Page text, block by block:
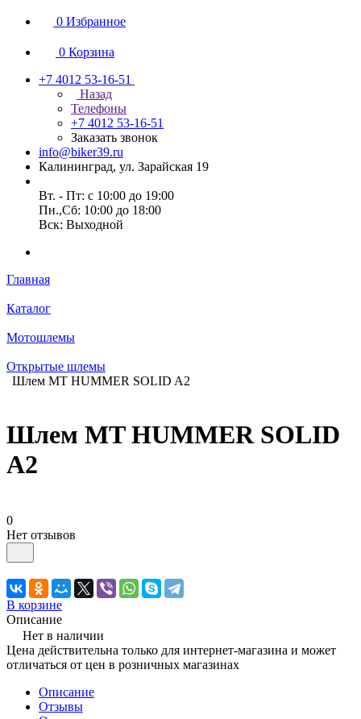
0 Избранное
0 Корзина
+7 4012 53-16-51
Назад
Телефоны
+7 4012 53-16-51
Заказать звонок
info@biker39.ru
Калининград, ул. Зарайская 19
Вт. - Пт: с 10:00 до 19:00
Пн.,Сб: 10:00 до 18:00
Вск: Выходной
Главная
Каталог
Мотошлемы
Открытые шлемы
Шлем MT HUMMER SOLID A2
Шлем MT HUMMER SOLID
A2
0
Нет отзывов
В корзине
Описание
Нет в наличии
Цена действительна только для интернет-магазина и может
отличаться от цен в розничных магазинах
Описание
Отзывы